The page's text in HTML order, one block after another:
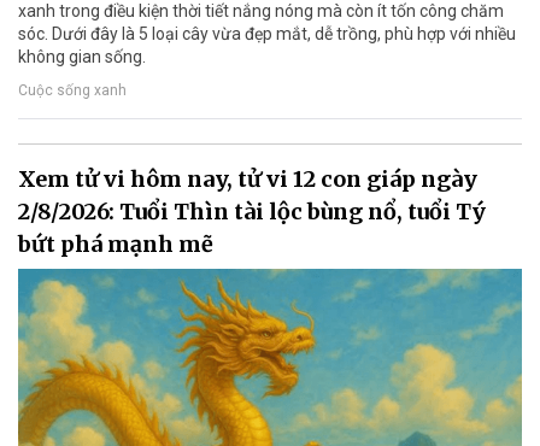
xanh trong điều kiện thời tiết nắng nóng mà còn ít tốn công chăm
sóc. Dưới đây là 5 loại cây vừa đẹp mắt, dễ trồng, phù hợp với nhiều
không gian sống.
Cuộc sống xanh
Xem tử vi hôm nay, tử vi 12 con giáp ngày
2/8/2026: Tuổi Thìn tài lộc bùng nổ, tuổi Tý
bứt phá mạnh mẽ